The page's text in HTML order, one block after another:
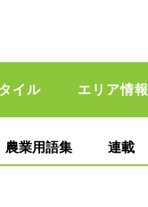
イル エリア情報
農業用語集 連載